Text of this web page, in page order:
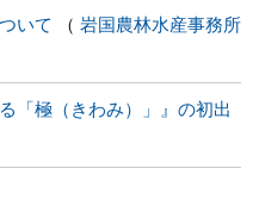
いて 岩国農林水産事務所
「極（きわみ）」』の初出